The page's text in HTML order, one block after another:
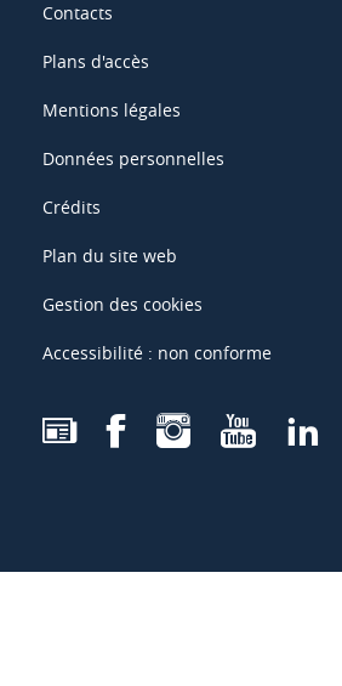
Contacts
Plans d'accès
Mentions légales
Données personnelles
Crédits
Plan du site web
Gestion des cookies
Accessibilité : non conforme